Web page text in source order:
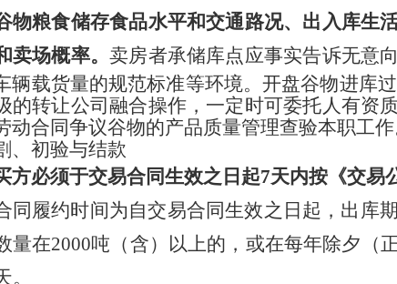
物粮食储存食品水平和交通路况、出入库生
卖场概率。卖房者承储库点应事实告诉无意
辆载货量的规范标准等环境。开盘谷物进库
的转让公司融合操作，一定时可委托人有资
动合同争议谷物的产品质量管理查验本职工作
、初验与结款
方必须于交易合同生效之日起7天内按《交
同履约时间为自交易合同生效之日起，出库
量在2000吨（含）以上的，或在每年除夕（
。